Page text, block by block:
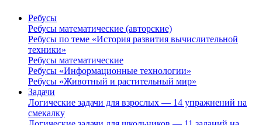
Ребусы
Ребусы математические (авторские)
Ребусы по теме «История развития вычислительной
техники»
Ребусы математические
Ребусы «Информационные технологии»
Ребусы «Животный и растительный мир»
Задачи
Логические задачи для взрослых — 14 упражнений на
смекалку